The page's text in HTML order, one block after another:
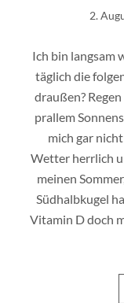
2.
Ich bin langsam
täglich die
draußen?
prallem
mich gar
Wetter herrlich
meinen
Südhalbkugel
Vitamin D doch